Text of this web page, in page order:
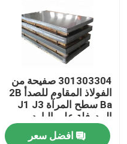
لفائف الصلب PPGI
301303304 صفيحة من
الفولاذ المقاوم للصدأ 2B
Ba سطح المرآة J1 J3
المدرفلة على البارد
افضل سعر